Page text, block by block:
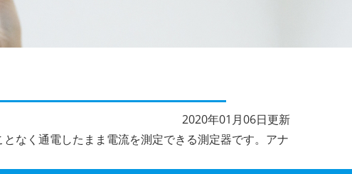
2020年01月06日更新
なく通電したまま電流を測定できる測定器です。アナ